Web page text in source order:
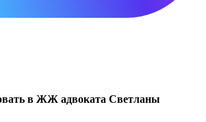
в ЖЖ адвоката Светланы